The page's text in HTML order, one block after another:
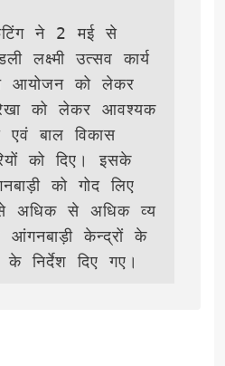
लक्ष्मी उत्सव कार्य
आयोजन को लेकर
को लेकर आवश्यक
एवं बाल विकास
को दिए। इसके
को गोद लिए
अधिक से अधिक व्य
आंगनबाड़ी केन्द्रों के